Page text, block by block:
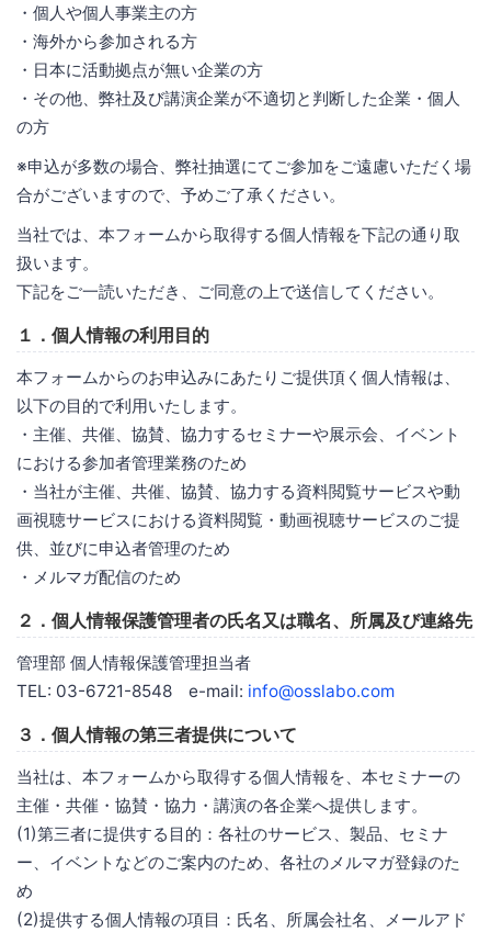
・個人や個人事業主の方
・海外から参加される方
・日本に活動拠点が無い企業の方
・その他、弊社及び講演企業が不適切と判断した企業・個人
の方
※申込が多数の場合、弊社抽選にてご参加をご遠慮いただく場
合がございますので、予めご了承ください。
当社では、本フォームから取得する個人情報を下記の通り取
扱います。
下記をご一読いただき、ご同意の上で送信してください。
１．個人情報の利用目的
本フォームからのお申込みにあたりご提供頂く個人情報は、
以下の目的で利用いたします。
・主催、共催、協賛、協力するセミナーや展示会、イベント
における参加者管理業務のため
・当社が主催、共催、協賛、協力する資料閲覧サービスや動
画視聴サービスにおける資料閲覧・動画視聴サービスのご提
供、並びに申込者管理のため
・メルマガ配信のため
２．個人情報保護管理者の氏名又は職名、所属及び連絡先
管理部 個人情報保護管理担当者
TEL: 03-6721-8548 e-mail: info@osslabo.com
３．個人情報の第三者提供について
当社は、本フォームから取得する個人情報を、本セミナーの
主催・共催・協賛・協力・講演の各企業へ提供します。
(1)第三者に提供する目的：各社のサービス、製品、セミナ
ー、イベントなどのご案内のため、各社のメルマガ登録のた
め
(2)提供する個人情報の項目：氏名、所属会社名、メールアド